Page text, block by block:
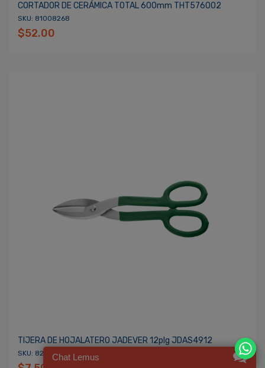
CORTADOR DE CERÁMICA TOTAL 600mm THT576002
SKU: 81008268
$52.00
TIJERA DE HOJALATERO JADEVER 12plg JDAS4912
SKU: 82003769Chat Lemus